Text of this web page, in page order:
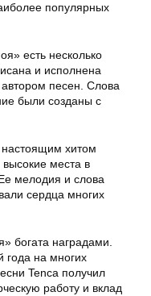
популярных
есть несколько
и исполнена
песен. Слова
были созданы с
хитом
места в
мелодия и слова
сердца многих
богата наградами.
на многих
Tenca получил
работу и вклад